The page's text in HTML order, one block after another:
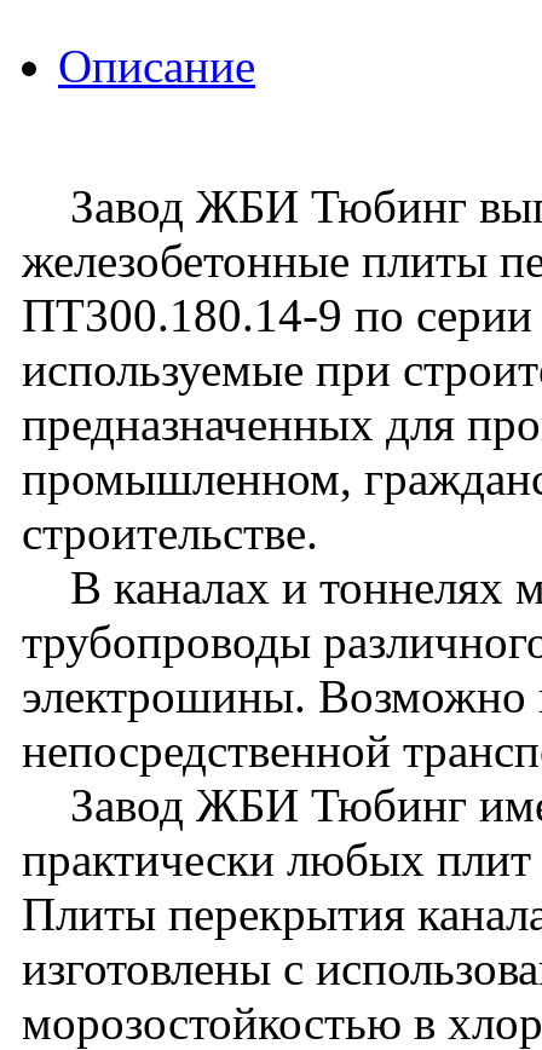
Описание
Завод ЖБИ Тюбинг
железобетонные плиты
ПТ300.180.14-9 по
используемые при
предназначенных для
промышленном,
строительстве.
В каналах и тоннелях
трубопроводы
электрошины. Возможно
непосредственной
Завод ЖБИ Тюбинг
практически любых плит
Плиты перекрытия
изготовлены с
морозостойкостью в